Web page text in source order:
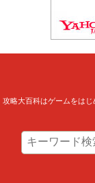
攻略大百科はゲームをは